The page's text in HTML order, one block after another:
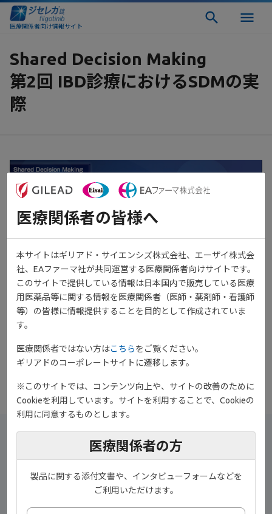
医療関係者向け情報サイト
Shared Decision Making
第2回 IBD診療におけるSDMの実
際
ondemand_video
「Shared Decision Making」の第2回として、「IBD診療における
SDMの実際」について、岡山大学病院 炎症性腸疾患センター セン
岡山大学病院 炎症性腸疾患センター
平岡 佐規子 先生
医療関係者の皆様へ
本サイトはギリアド・サイエンシズ株式会社、エーザイ株式会
社、EAファーマ社が共同運営する医療関係者向けサイトです。
このサイトで提供している情報は日本国内で販売している医療
用医薬品等に関する情報を医療関係者（医師・薬剤師・看護師
等）の皆様に情報提供することを目的として作成されていま
す。
医療関係者ではない方はこちらをご覧ください。
ギリアドのコーポレートサイトに遷移します。
※このサイトでは、コンテンツ向上や、サイトの改善のために
Cookieを利用しています。サイトを利用することで、Cookieの
利用に同意するものとします。
医療関係者の方
製品に関する添付文書や、インタビューフォームなどを
ご利用いただけます。